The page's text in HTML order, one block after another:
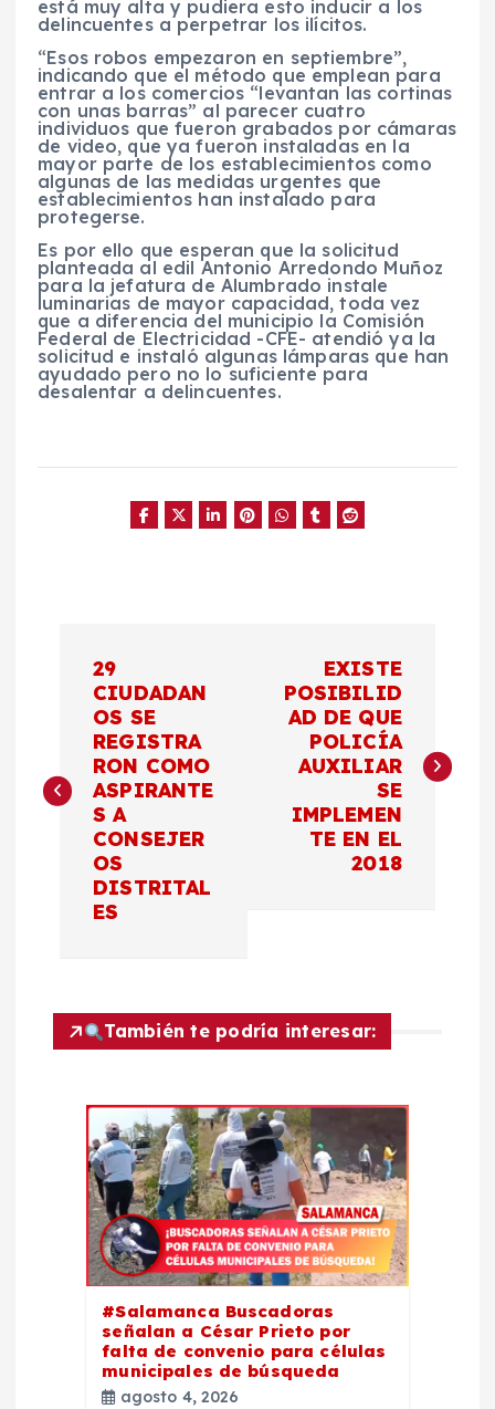
está muy alta y pudiera esto inducir a los
delincuentes a perpetrar los ilícitos.
“Esos robos empezaron en septiembre”,
indicando que el método que emplean para
entrar a los comercios “levantan las cortinas
con unas barras” al parecer cuatro
individuos que fueron grabados por cámaras
de video, que ya fueron instaladas en la
mayor parte de los establecimientos como
algunas de las medidas urgentes que
establecimientos han instalado para
protegerse.
Es por ello que esperan que la solicitud
planteada al edil Antonio Arredondo Muñoz
para la jefatura de Alumbrado instale
luminarias de mayor capacidad, toda vez
que a diferencia del municipio la Comisión
Federal de Electricidad -CFE- atendió ya la
solicitud e instaló algunas lámparas que han
ayudado pero no lo suficiente para
desalentar a delincuentes.
e
29
CIUDADAN
OS SE
REGISTRA
RON COMO
ASPIRANTE
S A
CONSEJER
OS
DISTRITAL
ES
EXISTE
POSIBILID
AD DE QUE
POLICÍA
AUXILIAR
SE
IMPLEMEN
TE EN EL
2018
También te podría interesar:
#Salamanca Buscadoras
señalan a César Prieto por
falta de convenio para células
municipales de búsqueda
agosto 4, 2026